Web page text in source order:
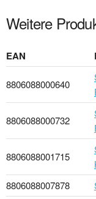
Weitere
EAN
8806088000640
8806088000732
8806088001715
8806088007878